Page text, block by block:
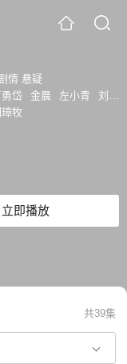
情 悬疑
勇岱 金晨 左小青 刘钧
牧
立即播放
共39集